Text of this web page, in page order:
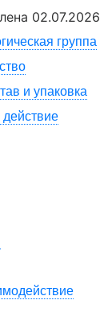
02.07.2026
группа
и упаковка